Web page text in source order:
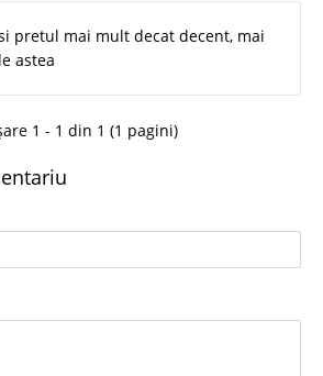
pretul mai mult decat decent, mai
astea
1 - 1 din 1 (1 pagini)